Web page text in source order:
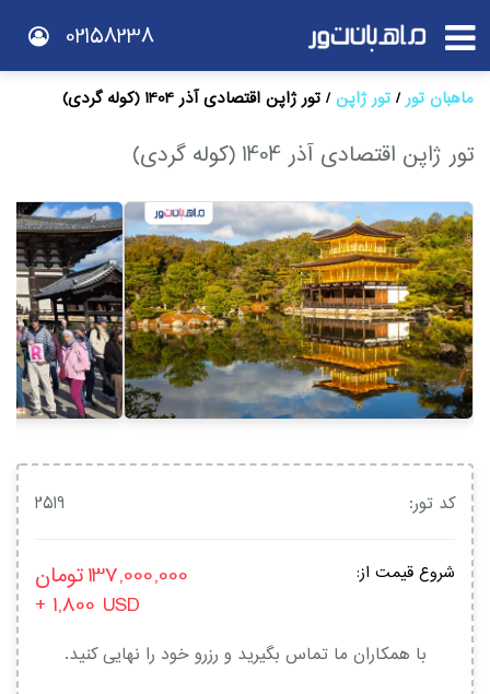
02158238
ماهبان تور تور ژاپن تور ژاپن اقتصادی آذر 1404 (کوله گردی)
تور ژاپن اقتصادی آذر 1404 (کوله گردی)
کد تور: 2519
شروع قیمت از: 137,000,000تومان
+ 1,800 USD
با همکاران ما تماس بگیرید و رزرو خود را نهایی کنید.